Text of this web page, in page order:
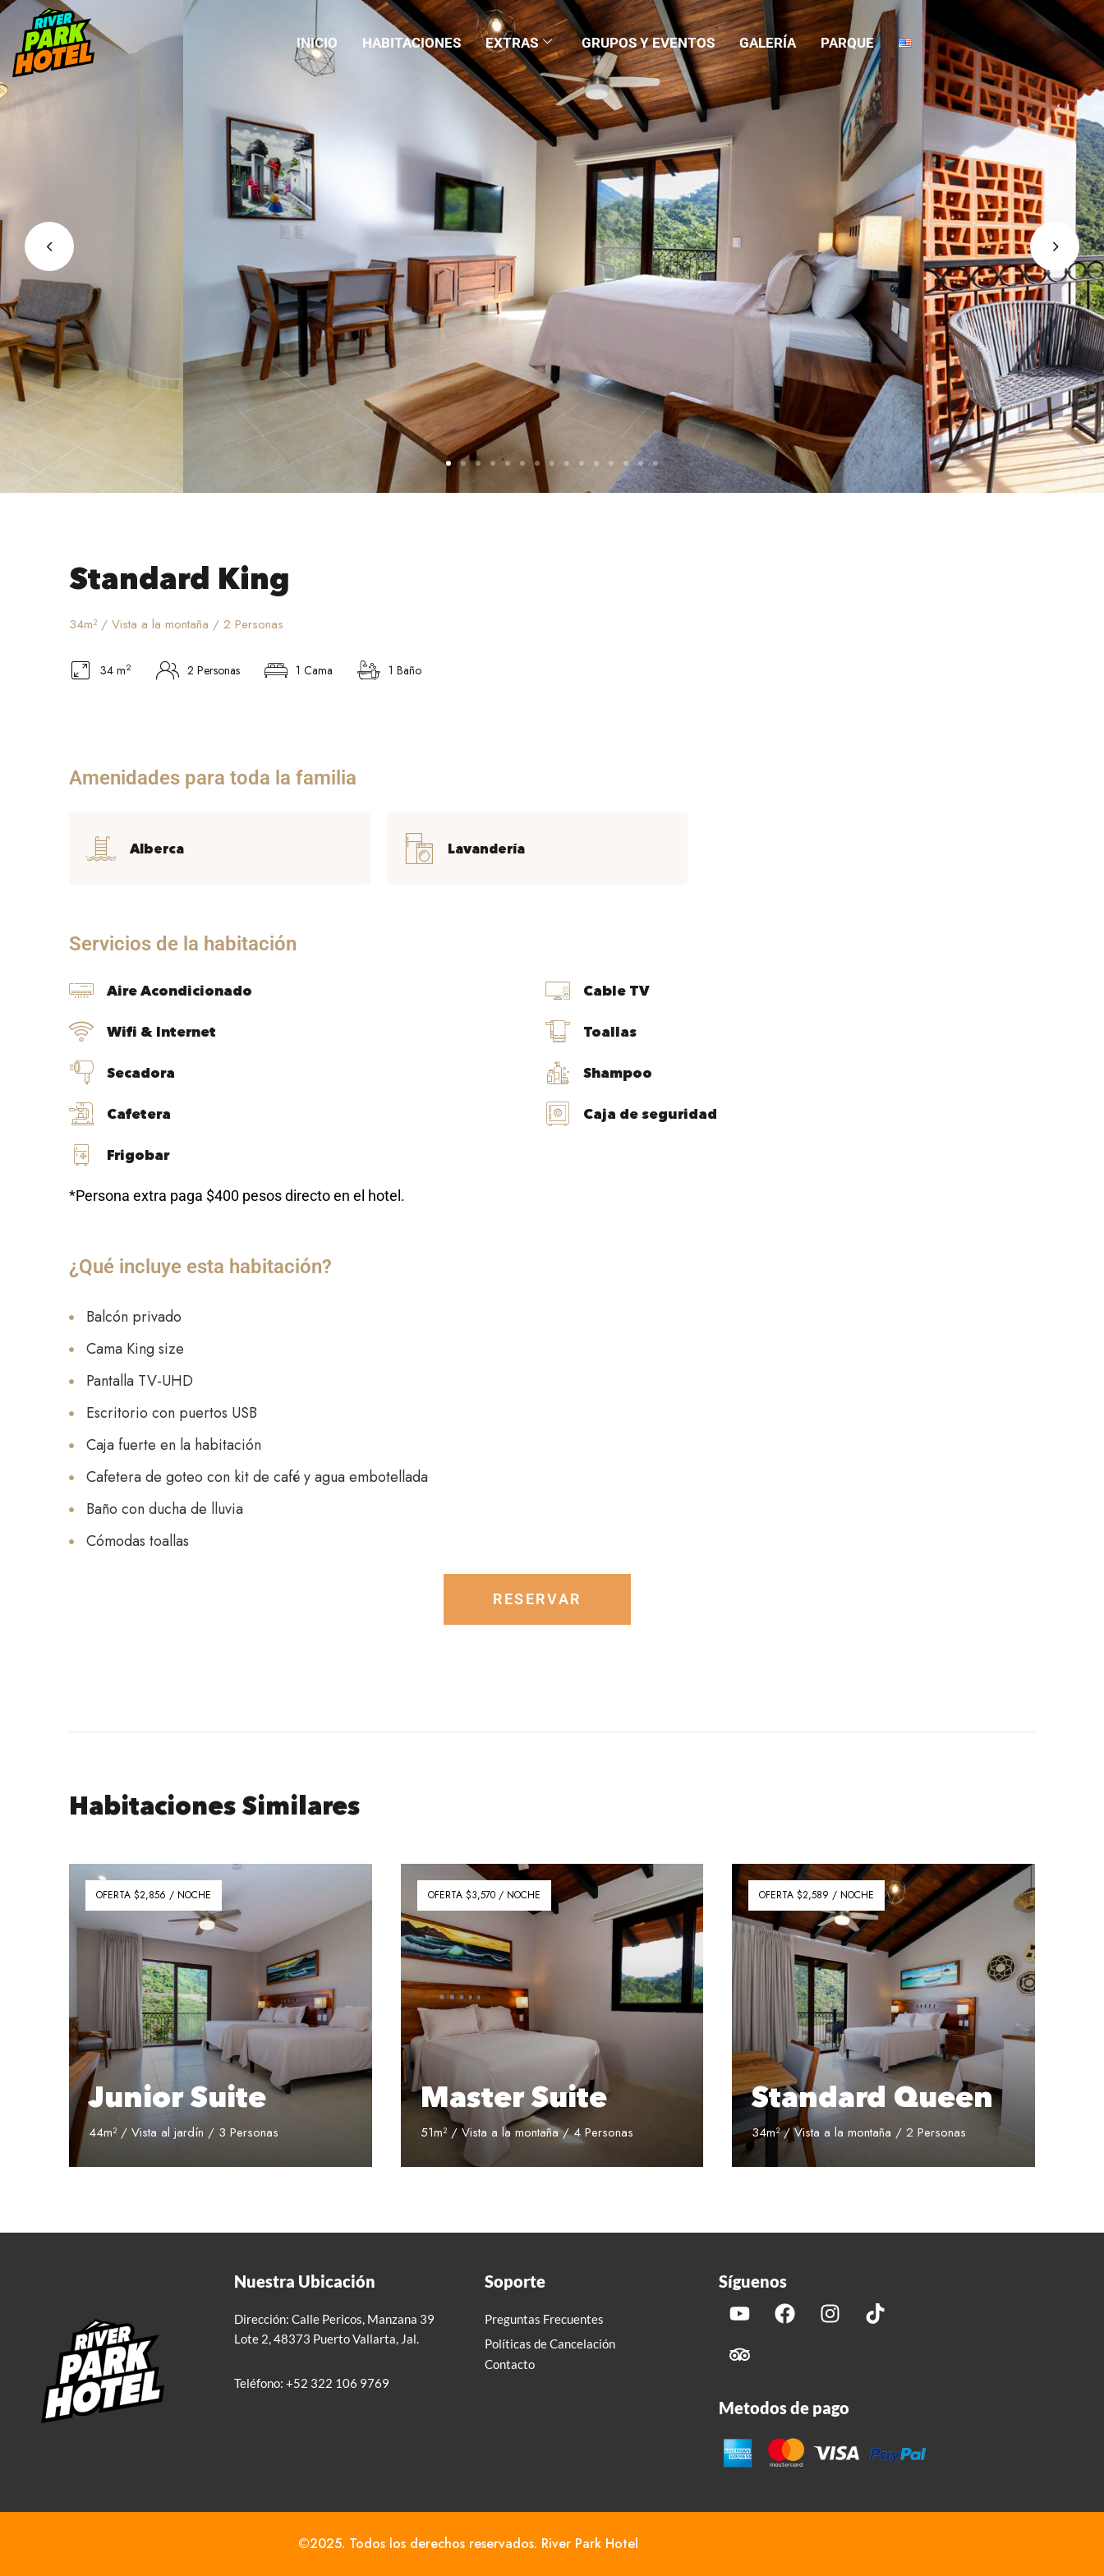
INICIO HABITACIONES EXTRAS GRUPOS Y EVENTOS GALERÍA PARQUE
Standard King
34m² / Vista a la montaña / 2 Personas
34 m2 2 Personas 1 Cama 1 Baño
Amenidades para toda la familia
Alberca Lavandería
Servicios de la habitación
Aire Acondicionado Cable TV
Wifi & Internet Toallas
Secadora Shampoo
Cafetera Caja de seguridad
Frigobar
*Persona extra paga $400 pesos directo en el hotel.
¿Qué incluye esta habitación?
Balcón privado
Cama King size
Pantalla TV-UHD
Escritorio con puertos USB
Caja fuerte en la habitación
Cafetera de goteo con kit de café y agua embotellada
Baño con ducha de lluvia
Cómodas toallas
RESERVAR
Habitaciones Similares
OFERTA $2,856 / NOCHE
Junior Suite
44m² / Vista al jardín / 3 Personas
Reservar
OFERTA $3,570 / NOCHE
Master Suite
51m² / Vista a la montaña / 4 Personas
Reservar
OFERTA $2,589 / NOCHE
Standard Queen
34m² / Vista a la montaña / 2 Personas
Reservar
Nuestra Ubicación
Dirección: Calle Pericos, Manzana 39
Lote 2, 48373 Puerto Vallarta, Jal.
Teléfono: +52 322 106 9769
Soporte
Preguntas Frecuentes
Políticas de Cancelación
Contacto
Síguenos
Metodos de pago
©2025. Todos los derechos reservados. River Park Hotel